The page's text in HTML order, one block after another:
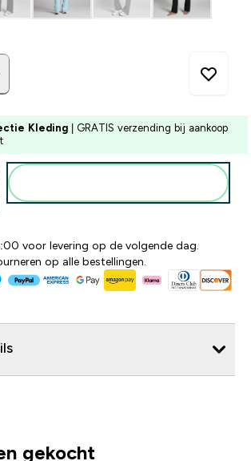
Kleding | GRATIS verzending bij aankoop
price
voor levering op de volgende dag.
op alle bestellingen.
gekocht